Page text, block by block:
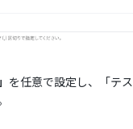
を任意で設定し、「テ